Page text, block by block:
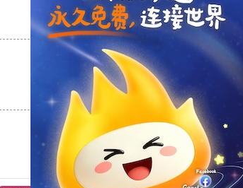
支持[0] 反对[0]
支持[0] 反对[0]